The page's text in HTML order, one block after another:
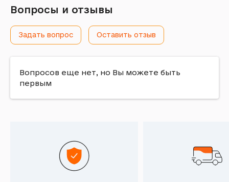
Вопросы и отзывы
Задать вопрос Оставить отзыв
Вопросов еще нет, но Вы можете быть
первым